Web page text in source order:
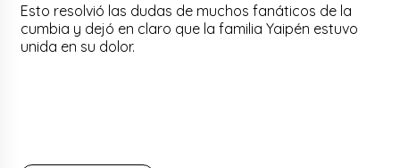
Esto resolvió las dudas de muchos fanáticos de la
cumbia y dejó en claro que la familia Yaipén estuvo
unida en su dolor.